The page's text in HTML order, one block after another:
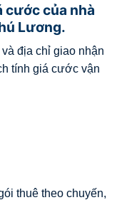
cước của nhà
Lương.
địa chỉ giao nhận
tính giá cước vận
thuê theo chuyến,